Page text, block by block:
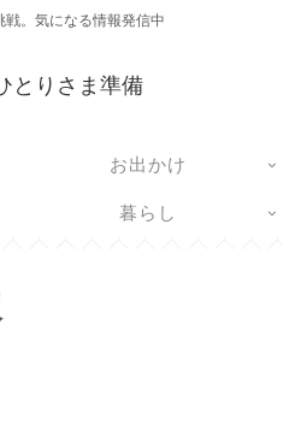
戦。気になる情報発信中
とりさま準備
お出かけ
暮らし